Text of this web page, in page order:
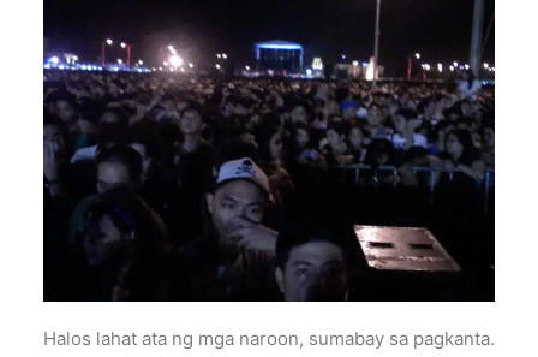
Halos lahat ata ng mga naroon, sumabay sa pagkanta.